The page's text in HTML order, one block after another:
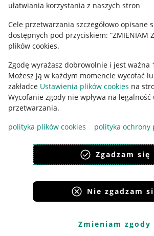
ułatwiania korzystania z naszych stron
Cele przetwarzania szczegółowo opisane
dostępnych pod przyciskiem: “ZMIENIAM
plików cookies.
Zgodę wyrażasz dobrowolnie i jest ważna
Możesz ją w każdym momencie wycofać
zakładce Ustawienia plików cookies na
Wycofanie zgody nie wpływa na
przetwarzania.
polityka plików cookies
polityka ochrony
Zgadzam się
Nie zgadzam
Zmieniam zgody
Ustawienia plików "cookies"
Udostępnianie lokalizacji
Informacje dla Aktu o Usługach Cyfrowych
Pobierz aplikację
Korzystanie z serwisu oznacza akceptację